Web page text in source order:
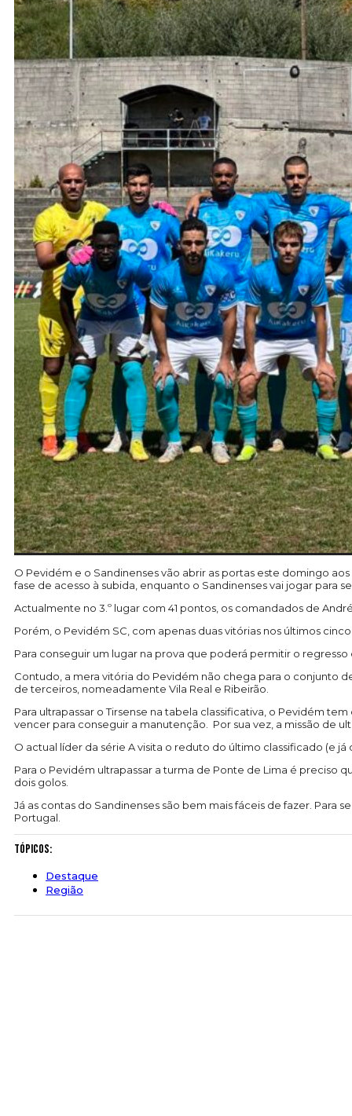
O Pevidém e o Sandinenses vão abrir as portas este domingo
fase de acesso à subida, enquanto o Sandinenses vai jogar para
Actualmente no 3.º lugar com 41 pontos, os comandados de
Porém, o Pevidém SC, com apenas duas vitórias nos últimos
Para conseguir um lugar na prova que poderá permitir o
Contudo, a mera vitória do Pevidém não chega para o conjunto
de terceiros, nomeadamente Vila Real e Ribeirão.
Para ultrapassar o Tirsense na tabela classificativa, o Pevidém
vencer para conseguir a manutenção. Por sua vez, a missão de
O actual líder da série A visita o reduto do último classificado (e
Para o Pevidém ultrapassar a turma de Ponte de Lima é preciso
dois golos.
Já as contas do Sandinenses são bem mais fáceis de fazer.
Portugal.
Tópicos:
Destaque
Região